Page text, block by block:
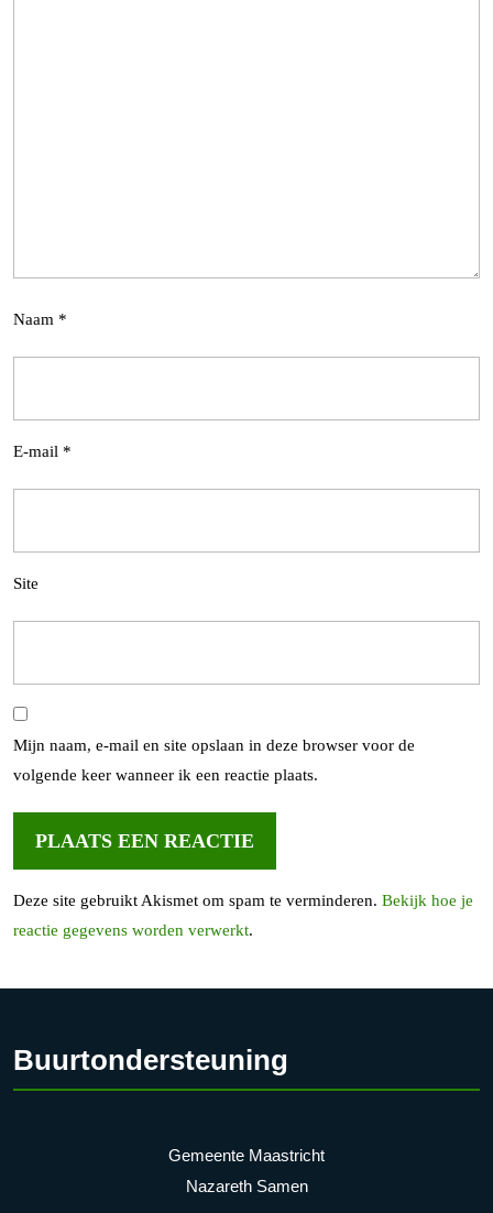
Naam *
E-mail *
Site
Mijn naam, e-mail en site opslaan in deze browser voor de
volgende keer wanneer ik een reactie plaats.
Deze site gebruikt Akismet om spam te verminderen. Bekijk hoe je
reactie gegevens worden verwerkt.
Buurtondersteuning
Gemeente Maastricht
Nazareth Samen